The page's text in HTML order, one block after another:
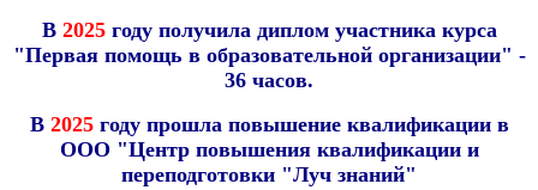
В2025году получила диплом участника курса
"Первая помощь в образовательной организации" -
36 часов.
В 2025 году прошла повышение квалификации в
ООО "Центр повышения квалификации и
переподготовки "Луч знаний"